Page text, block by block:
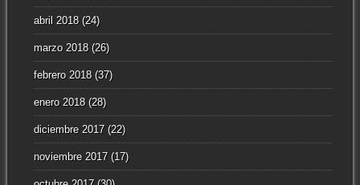
abril 2018(24)
marzo 2018(26)
febrero 2018(37)
enero 2018(28)
diciembre 2017(22)
noviembre 2017(17)